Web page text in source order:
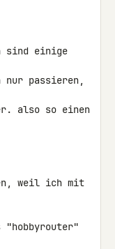
sind einige
nur passieren,
also so einen
weil ich mit
"hobbyrouter"